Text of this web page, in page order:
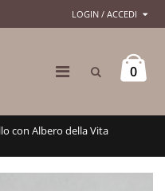
LOGIN / ACCEDI
0
con Albero della Vita